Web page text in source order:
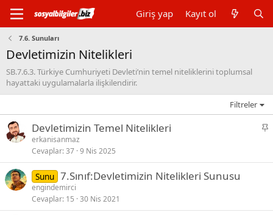
Giriş yap Kayıt ol
7.6. Sunuları
Devletimizin Nitelikleri
SB.7.6.3. Türkiye Cumhuriyeti Devleti’nin temel niteliklerini toplumsal
hayattaki uygulamalarla ilişkilendirir.
Filtreler
S
i
Devletimizin Temel Nitelikleri
erkanisanmaz
Cevaplar 37 9 Nis 2025
Sunu 7.Sınıf:Devletimizin Nitelikleri Sunusu
engindemirci
Cevaplar 15 30 Nis 2021